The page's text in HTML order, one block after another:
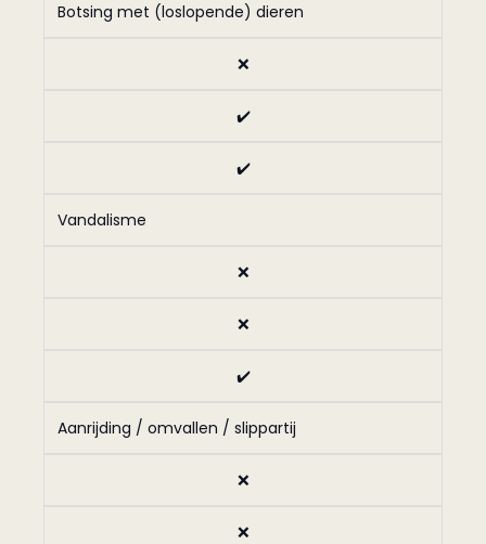
Botsing met (loslopende) dieren
❌
✔️
✔️
Vandalisme
❌
❌
✔️
Aanrijding / omvallen / slippartij
❌
❌